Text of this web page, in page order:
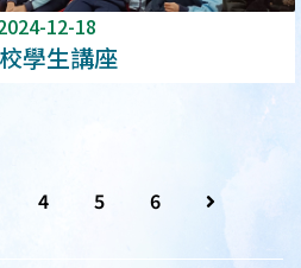
12-18
學生講座
4 5 6